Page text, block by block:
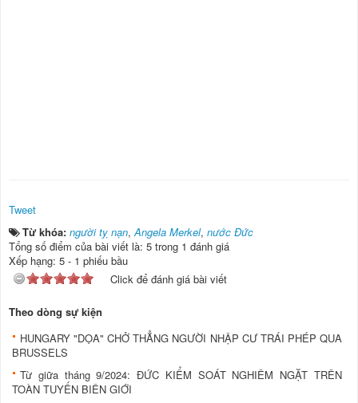
Tweet
Từ khóa: người tỵ nạn,Angela Merkel, nước Đức
Tổng số điểm của bài viết là: 5 trong 1 đánh giá
Xếp hạng: 5 - 1 phiếu bầu
Click để đánh giá bài viết
Theo dòng sự kiện
HUNGARY "DỌA" CHỞ THẲNG NGƯỜI NHẬP CƯ TRÁI PHÉP QUA
BRUSSELS
Từ giữa tháng 9/2024: ĐỨC KIỂM SOÁT NGHIÊM NGẶT TRÊN
TOÀN TUYẾN BIÊN GIỚI